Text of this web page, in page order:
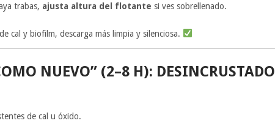
trabas, ajusta altura del flotante si ves sobrellenado.
cal y biofilm, descarga más limpia y silenciosa.
NUEVO” (2–8 H): DESINCRUSTADO
de cal u óxido.